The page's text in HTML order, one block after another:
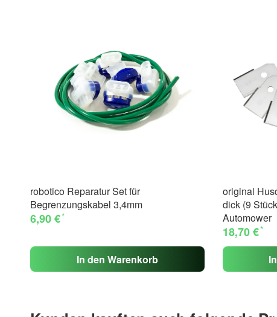
robotico Reparatur Set für
Begrenzungskabel 3,4mm
6,90 €*
In den Warenkorb
original
dick (9
Automower
18,70 €*